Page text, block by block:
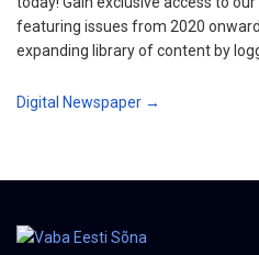
featuring issues from 2020
expanding library of content by
Digital Newspaper →